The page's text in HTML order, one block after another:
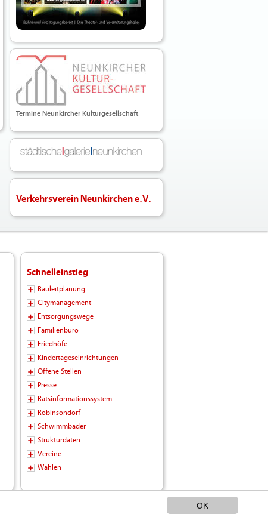
OK
Termine Neunkircher Kulturgesellschaft
Verkehrsverein Neunkirchen e.V.
Schnelleinstieg
Bauleitplanung
Citymanagement
Entsorgungswege
Familienbüro
Friedhöfe
Kindertageseinrichtungen
Offene Stellen
Presse
Ratsinformationssystem
Robinsondorf
Schwimmbäder
Strukturdaten
Vereine
Wahlen